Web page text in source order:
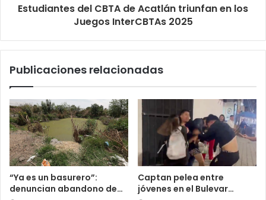
Estudiantes del CBTA de Acatlán triunfan en los
Juegos InterCBTAs 2025
Publicaciones relacionadas
“Ya es un basurero”:
denuncian abandono de…
Captan pelea entre
jóvenes en el Bulevar…